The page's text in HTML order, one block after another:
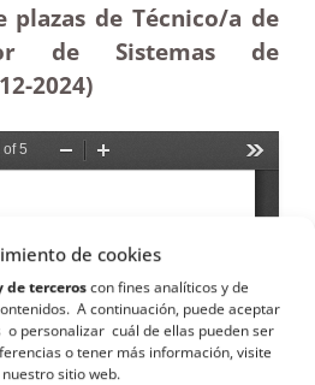
de cookies
de terceroscon fines analíticos y de
A continuación, puede aceptar
o personalizar cuál de ellas pueden ser
o tener más información, visite
sitio web.
de Técnico/a de
de Sistemas de
-2024)